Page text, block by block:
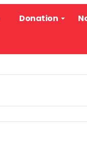
Donation